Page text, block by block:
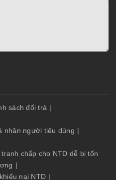
sách đổi trả |
nhân người tiêu dùng |
chấp cho NTD dễ bị tổn
|
nại NTD |